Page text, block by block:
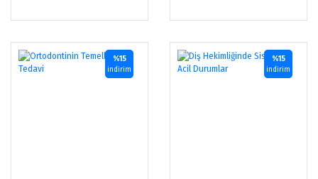
%15
indirim
%15
indirim